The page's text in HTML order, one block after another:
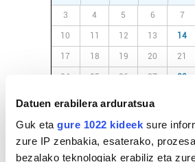
Datuen erabilera arduratsua
Guk eta gure 1022 kideek sure
zure IP zenbakia, esaterako,
bezalako teknologiak erabiliz eta
3 4 5 6 7
10 11 12 13 14
17 18 19 20 21
24 25 26 27 28
EGURALDIA